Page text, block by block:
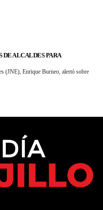
DE ALCALDES PARA
(JNE), Enrique Burneo, alertó sobre